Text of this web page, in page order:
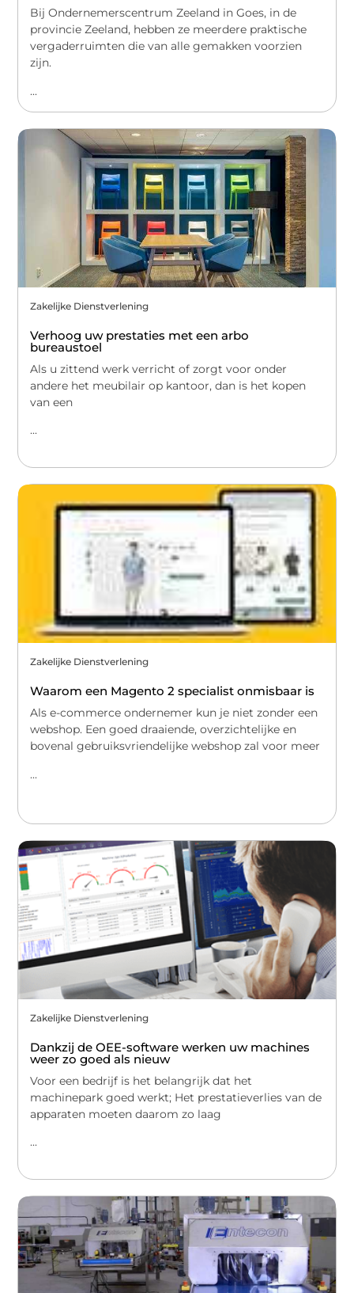
Bij Ondernemerscentrum Zeeland in Goes, in de
provincie Zeeland, hebben ze meerdere praktische
vergaderruimten die van alle gemakken voorzien
zijn.
...
Zakelijke Dienstverlening
Verhoog uw prestaties met een arbo
bureaustoel
Als u zittend werk verricht of zorgt voor onder
andere het meubilair op kantoor, dan is het kopen
van een
...
Zakelijke Dienstverlening
Waarom een Magento 2 specialist onmisbaar is
Als e-commerce ondernemer kun je niet zonder een
webshop. Een goed draaiende, overzichtelijke en
bovenal gebruiksvriendelijke webshop zal voor meer
...
Zakelijke Dienstverlening
Dankzij de OEE-software werken uw machines
weer zo goed als nieuw
Voor een bedrijf is het belangrijk dat het
machinepark goed werkt; Het prestatieverlies van de
apparaten moeten daarom zo laag
...